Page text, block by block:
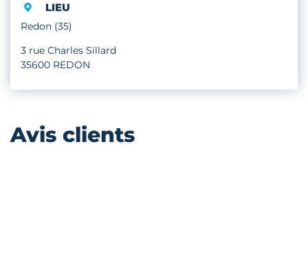
LIEU
Redon (35)
3 rue Charles Sillard
35600 REDON
Avis clients